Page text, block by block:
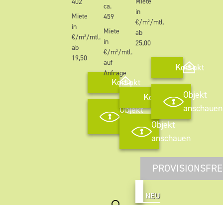
402
Miete
in
€/m²/mtl.
ab
19,50
Kontakt
Objekt
anschauen
ca.
459
Miete
in
€/m²/mtl.
auf
Anfrage
Kontakt
Objekt
anschauen
in
€/m²/mtl.
ab
25,00
Kontakt
Objekt
anschauen
NEU